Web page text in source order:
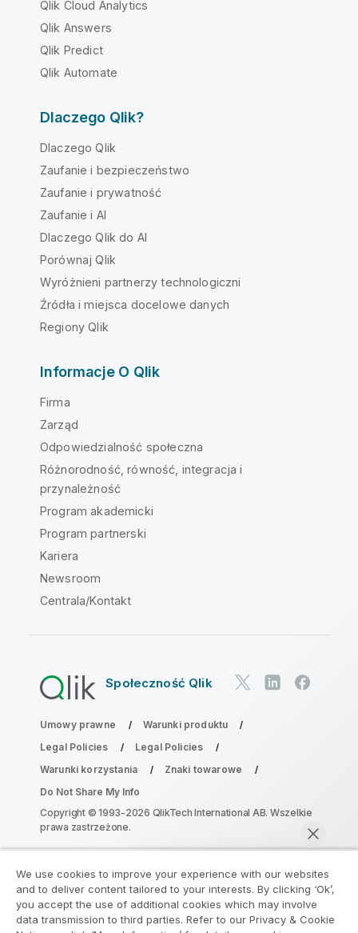
Qlik Cloud Analytics
Qlik Answers
Qlik Predict
Qlik Automate
Dlaczego Qlik?
Dlaczego Qlik
Zaufanie i bezpieczeństwo
Zaufanie i prywatność
Zaufanie i AI
Dlaczego Qlik do AI
Porównaj Qlik
Wyróżnieni partnerzy technologiczni
Źródła i miejsca docelowe danych
Regiony Qlik
Informacje O Qlik
Firma
Zarząd
Odpowiedzialność społeczna
Różnorodność, równość, integracja i
przynależność
Program akademicki
Program partnerski
Kariera
Newsroom
Centrala/Kontakt
Społeczność Qlik
Umowy prawne
Warunki produktu
Legal Policies
Legal Policies
Warunki korzystania
Znaki towarowe
Do Not Share My Info
Copyright © 1993-2026 QlikTech International AB. Wszelkie
prawa zastrzeżone.
Dołącz do Programu Modernizacji
Analityki
We use cookies to improve your experience with our websites
and to deliver content tailored to your interests. By clicking ‘Ok’,
you accept the use of additional cookies which may involve
data transmission to third parties. Refer to our Privacy & Cookie